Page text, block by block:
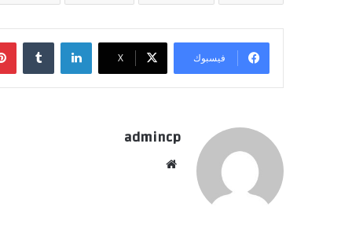
فيسبوك ‫X
لينكدإن
admincp